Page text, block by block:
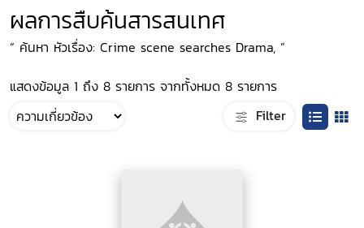
ผลการสืบค้นสารสนเทศ
“ ค้นหา หัวเรื่อง: Crime scene searches Drama, ”
แสดงข้อมูล 1 ถึง 8 รายการ จากทั้งหมด 8 รายการ
Filter